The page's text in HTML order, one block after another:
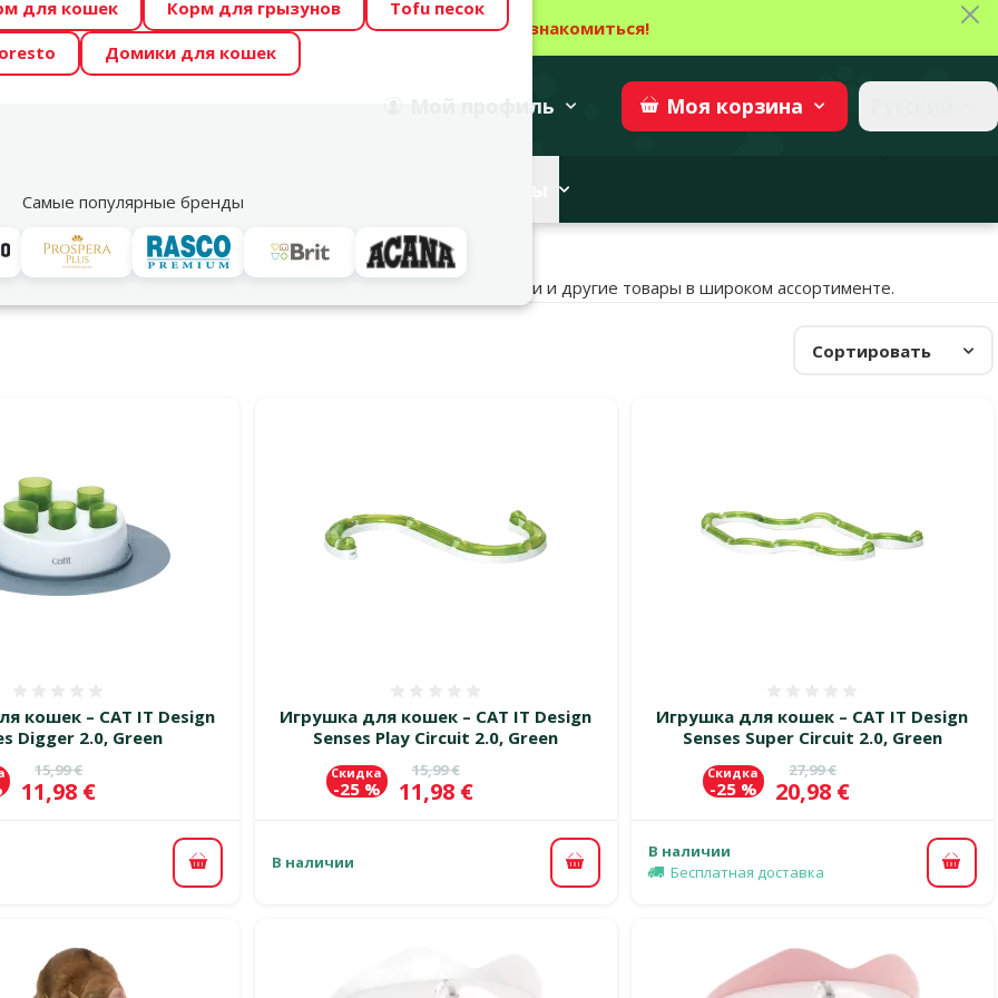
предлагает отличные цены на ТОП-овые корма! 🍖 → Ознакомиться!
ŪSAIŅI”! Возможно Твой питомец станет звездой 2027 Участвовать
профиль Моя корзина
для кошек Корм для грызунов
Tofu песок
Домики для кошек
Самые популярные бренды
Акции
для кошек
Catit
и хорошее самочувствие. Игрушки для кошек, поилки и другие товары в широком ассортименте.
Сортировать
кошек – CAT IT Design
Digger 2.0, Green
Исходная цена
15,99 €
Цена
11,98 €
В корзину
Игрушка для кошек – CAT IT Design
Senses Play Circuit 2.0, Green
Исходная цена
15,99 €
Цена
11,98 €
Скидка
-25 %
В наличии В корзину
Игрушка для кошек – CAT IT Design
Senses Super Circuit 2.0, Green
Исходная цена
27,99 €
Цена
20,98 €
Скидка
-25 %
В наличии
Бесплатная доставка
В